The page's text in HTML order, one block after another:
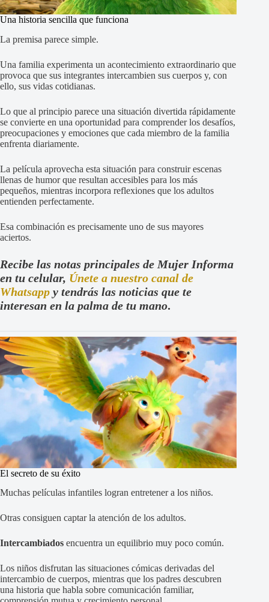
Una historia sencilla que funciona
La premisa parece simple.
Una familia experimenta un acontecimiento extraordinario que
provoca que sus integrantes intercambien sus cuerpos y, con
ello, sus vidas cotidianas.
Lo que al principio parece una situación divertida rápidamente
se convierte en una oportunidad para comprender los desafíos,
preocupaciones y emociones que cada miembro de la familia
enfrenta diariamente.
La película aprovecha esta situación para construir escenas
llenas de humor que resultan accesibles para los más
pequeños, mientras incorpora reflexiones que los adultos
entienden perfectamente.
Esa combinación es precisamente uno de sus mayores
aciertos.
Recibe las notas principales de Mujer Informa
en tu celular, Únete a nuestro canal de
Whatsapp y tendrás las noticias que te
interesan en la palma de tu mano.
El secreto de su éxito
Muchas películas infantiles logran entretener a los niños.
Otras consiguen captar la atención de los adultos.
Intercambiados encuentra un equilibrio muy poco común.
Los niños disfrutan las situaciones cómicas derivadas del
intercambio de cuerpos, mientras que los padres descubren
una historia que habla sobre comunicación familiar,